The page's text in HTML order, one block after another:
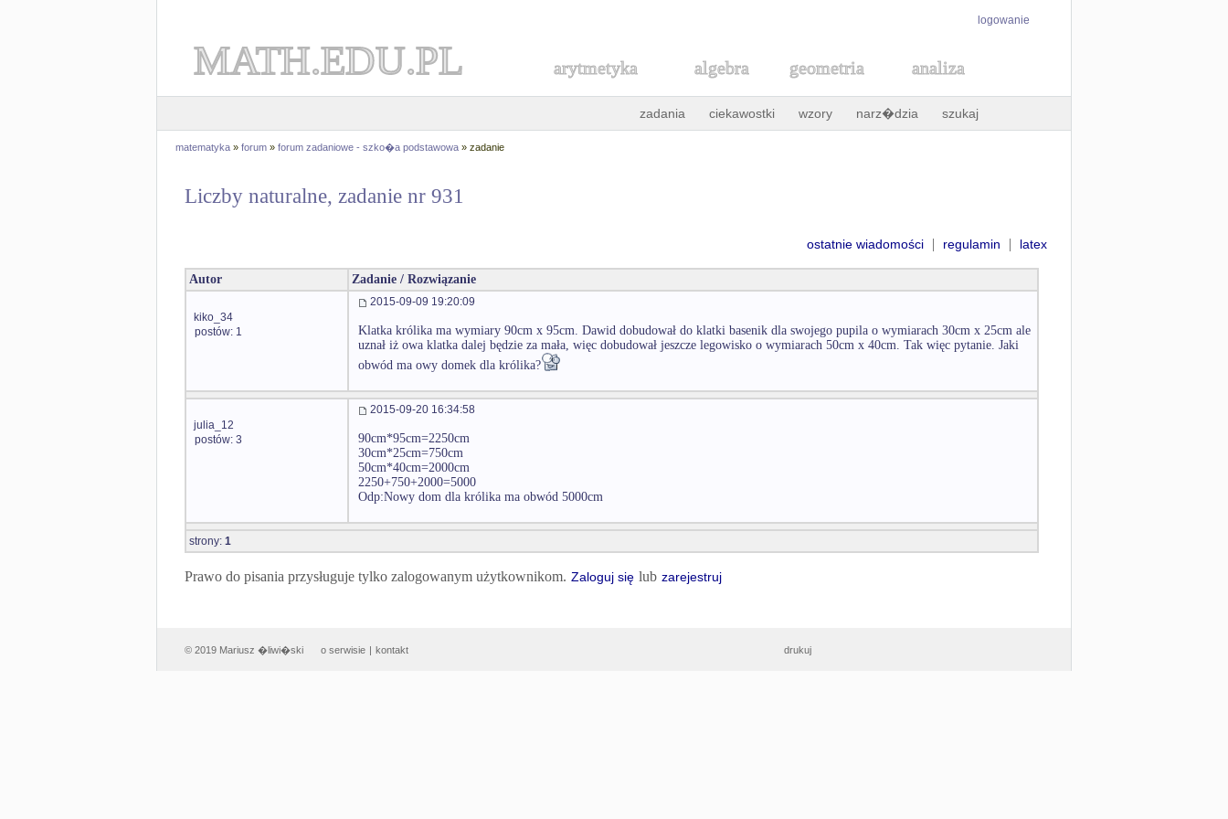
logowanie
MATH.EDU.PL arytmetyka algebra geometria analiza
zadania ciekawostki wzory narz�dzia szukaj
matematyka » forum » forum zadaniowe - szko�a podstawowa » zadanie
Liczby naturalne, zadanie nr 931
ostatnie wiadomości | regulamin | latex
Autor Zadanie / Rozwiązanie
kiko_34
postów: 1
2015-09-09 19:20:09
Klatka królika ma wymiary 90cm x 95cm. Dawid dobudował do klatki basenik dla swojego pupila o wymiarach 30cm x 25cm ale
uznał iż owa klatka dalej będzie za mała, więc dobudował jeszcze legowisko o wymiarach 50cm x 40cm. Tak więc pytanie. Jaki
obwód ma owy domek dla królika?
julia_12
postów: 3
2015-09-20 16:34:58
90cm*95cm=2250cm
30cm*25cm=750cm
50cm*40cm=2000cm
2250+750+2000=5000
Odp:Nowy dom dla królika ma obwód 5000cm
strony: 1
Prawo do pisania przysługuje tylko zalogowanym użytkownikom. Zaloguj się lub zarejestruj
© 2019 Mariusz �liwi�ski o serwisie | kontakt drukuj